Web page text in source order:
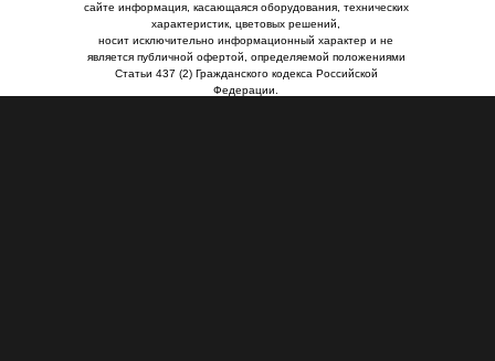
сайте информация, касающаяся оборудования, технических
характеристик, цветовых решений,
носит исключительно информационный характер и не
является публичной офертой, определяемой положениями
Статьи 437 (2) Гражданского кодекса Российской
Федерации.